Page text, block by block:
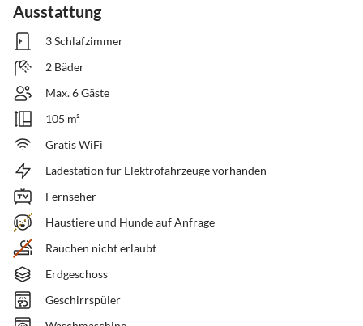
Ausstattung
3 Schlafzimmer
2 Bäder
Max. 6 Gäste
105 m²
Gratis WiFi
Ladestation für Elektrofahrzeuge vorhanden
Fernseher
Haustiere und Hunde auf Anfrage
Rauchen nicht erlaubt
Erdgeschoss
Geschirrspüler